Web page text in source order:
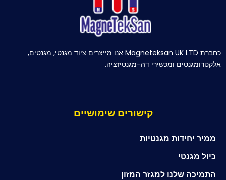
כחברת Magneteksan UK LTD אנו מייצרים ציוד מגנטי, מגנטים,
אלקטרומגנטים ומכשירי דה-מגנטיזציה.
קישורים שימושיים
ממיר יחידות מגנטיות
כיול מגנטי
התמיכה שלנו למגזר המזון